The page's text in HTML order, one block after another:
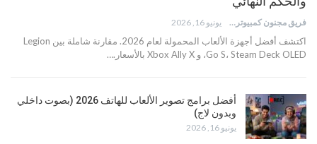
فريق مجنون كمبيوتر يونيو 16, 2026
اكتشف أفضل أجهزة الألعاب المحمولة لعام 2026. مقارنة شاملة بين Legion
Go S، Steam Deck OLED، و Xbox Ally X بالأسعار.…
أفضل برامج تصوير الألعاب للهاتف 2026 (بصوت داخلي
وبدون لاج)
يونيو 16, 2026